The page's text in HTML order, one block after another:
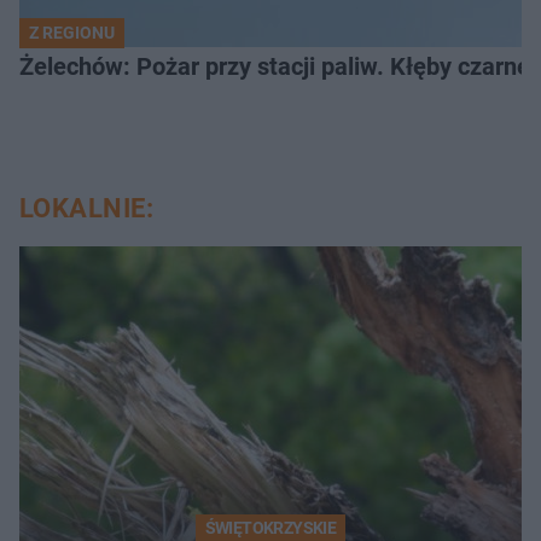
Z REGIONU
Żelechów: Pożar przy stacji paliw. Kłęby
LOKALNIE:
ŚWIĘTOKRZYSKIE